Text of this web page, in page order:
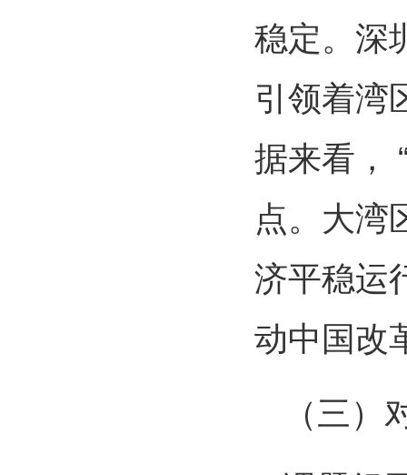
稳定。深
引领着湾
据来看，
点。大湾
济平稳运
动中国改
（三